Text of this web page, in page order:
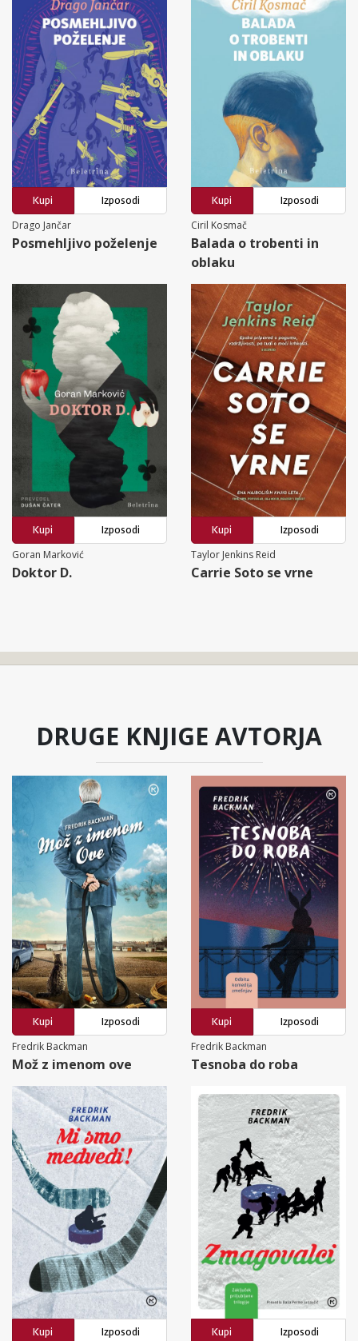
Kupi
Izposodi
Drago Jančar
Posmehljivo poželenje
Kupi
Izposodi
Ciril Kosmač
Balada o trobenti in
oblaku
Kupi
Izposodi
Goran Marković
Doktor D.
Kupi
Izposodi
Taylor Jenkins Reid
Carrie Soto se vrne
DRUGE KNJIGE AVTORJA
Kupi
Izposodi
Fredrik Backman
Mož z imenom ove
Kupi
Izposodi
Fredrik Backman
Tesnoba do roba
Kupi
Izposodi
Kupi
Izposodi